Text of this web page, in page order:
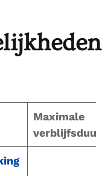
Maximale
verblijfsduur